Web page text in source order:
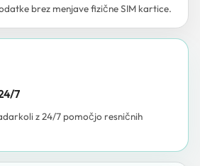
brez menjave fizične SIM kartice.
7
z 24/7 pomočjo resničnih